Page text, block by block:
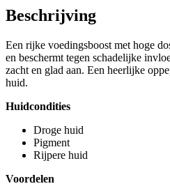
Beschrijving
Een rijke voedingsboost met hoge
en beschermt tegen schadelijke
zacht en glad aan. Een heerlijke
huid.
Huidcondities
Droge huid
Pigment
Rijpere huid
Voordelen